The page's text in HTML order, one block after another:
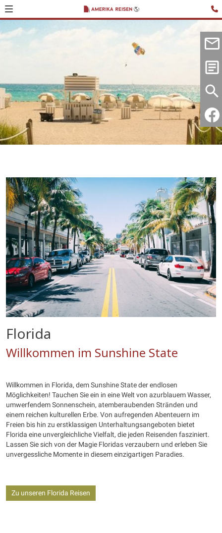
Florida
Willkommen im Sunshine State
Willkommen in Florida, dem Sunshine State der endlosen
Möglichkeiten! Tauchen Sie ein in eine Welt von azurblauem Wasser,
umwerfendem Sonnenschein, atemberaubenden Stränden und
einem reichen kulturellen Erbe. Von aufregenden Abenteuern im
Freien bis hin zu erstklassigen Unterhaltungsangeboten bietet
Florida eine unvergleichliche Vielfalt, die jeden Reisenden fasziniert.
Lassen Sie sich von der Magie Floridas verzaubern und erleben Sie
unvergessliche Momente in diesem einzigartigen Paradies.
Zu unseren Florida Reisen